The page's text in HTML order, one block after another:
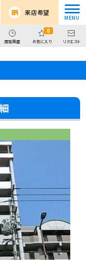
来店希望
閲覧履歴
0
お気に入り リクエスト